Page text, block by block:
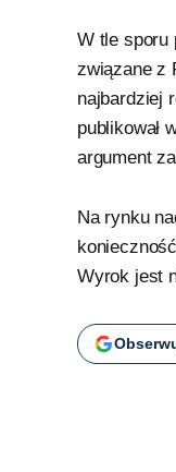
W tle sporu
związane z
najbardziej
publikował
argument
Na rynku
Wyrok jest